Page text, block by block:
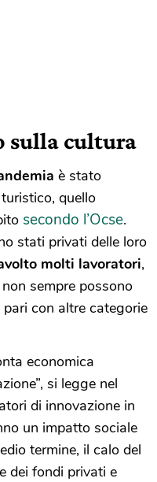
sulla cultura
è stato
quello
secondo l’Ocse.
stati privati delle loro
molti lavoratori,
sempre possono
pari con altre categorie
economica
si legge nel
di innovazione in
un impatto sociale
termine, il calo del
dei fondi privati e